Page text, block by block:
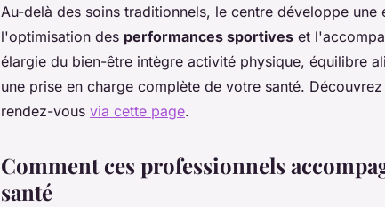
Au-delà des soins traditionnels, le centre développe une
l'optimisation des performances sportives et
élargie du bien-être intègre activité physique, équilibre
une prise en charge complète de votre santé.
rendez-vous via cette page.
Comment ces professionnels
santé